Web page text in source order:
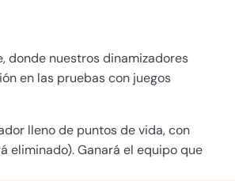
donde nuestros dinamizadores
en las pruebas con juegos
lleno de puntos de vida, con
eliminado). Ganará el equipo que